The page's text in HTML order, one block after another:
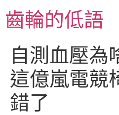
至
主齒輪的低語
自測血壓為
這億嵐電競
錯了